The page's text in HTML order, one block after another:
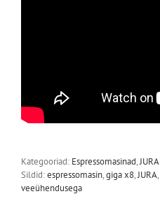
Kategooriad: Espressomasinad,JURA
Sildid:espressomasin,giga x8,JURA,
veeühendusega